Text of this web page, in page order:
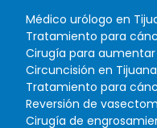
Médico urólogo en
Tratamiento para
Cirugía para
Circuncisión en Tijuana
Tratamiento para
Reversión de
Cirugía de